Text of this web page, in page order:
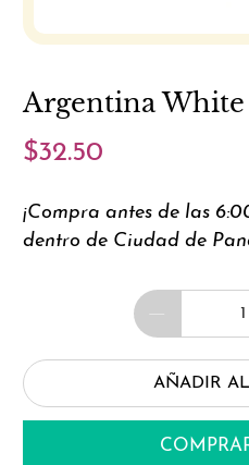
Argentina White
$32.50
¡Compra antes de las
dentro de Ciudad de
Cantidad
AÑADIR